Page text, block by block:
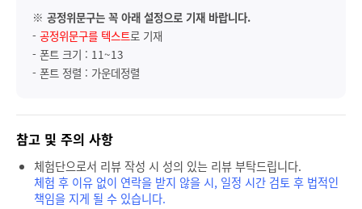
※ 공정위문구는 꼭 아래 설정으로 기재 바랍니다.
- 공정위문구를 텍스트로 기재
- 폰트 크기 : 11~13
- 폰트 정렬 : 가운데정렬
참고 및 주의 사항
체험단으로서 리뷰 작성 시 성의 있는 리뷰 부탁드립니다.
체험 후 이유 없이 연락을 받지 않을 시, 일정 시간 검토 후 법적인
책임을 지게 될 수 있습니다.